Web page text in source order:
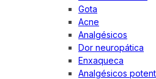
Gota
Acne
Analgésicos
Dor neuropática
Enxaqueca
Analgésicos